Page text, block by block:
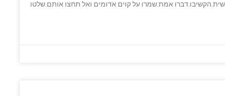
אמת.שמרו על קוים אדומים ואל תחצו אותם.שלטו